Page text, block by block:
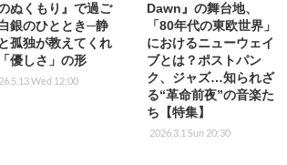
ぬくもり』で過ご
銀のひととき─静
孤独が教えてくれ
優しさ」の形
Wed 12:00
Dawn』の舞台地、
「80年代の東欧世界」
におけるニューウェイ
ブとは？ポストパン
ク、ジャズ…知られざ
る“革命前夜”の音楽た
ち【特集】
2026.3.1 Sun 20:30